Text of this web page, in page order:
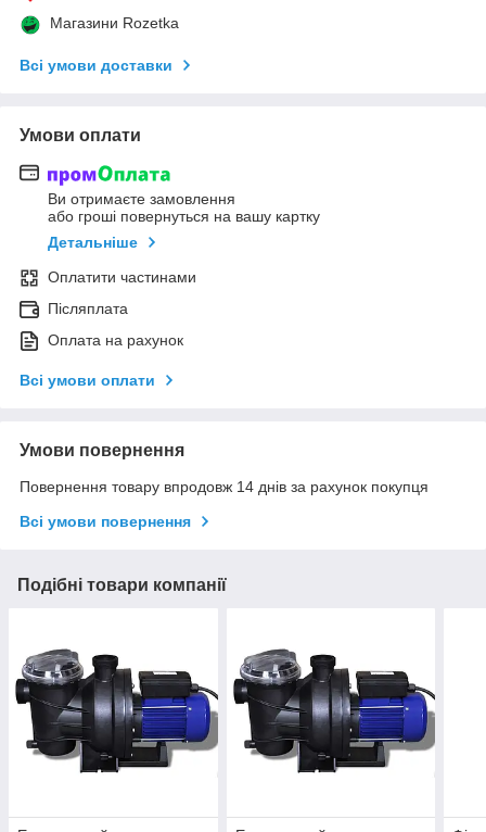
Магазини Rozetka
Всі умови доставки
Умови оплати
Ви отримаєте замовлення
або гроші повернуться на вашу картку
Детальніше
Оплатити частинами
Післяплата
Оплата на рахунок
Всі умови оплати
Умови повернення
Повернення товару впродовж 14 днів за рахунок покупця
Всі умови повернення
Подібні товари компанії